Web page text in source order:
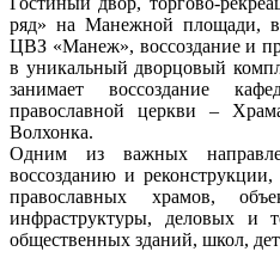
ряд» на Манежной площади,
ЦВЗ «Манеж», воссоздание и
в уникальный дворцовый
занимает воссоздание
православной церкви –
Волхонка.
Одним из важных
воссозданию и реконструкции,
православных храмов,
инфраструктуры, деловых и
общественных зданий, школ,